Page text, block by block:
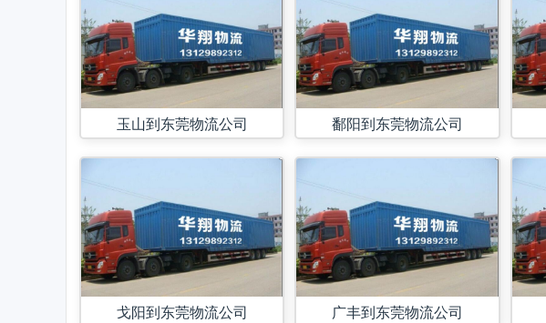
玉山到东莞物流公司
戈阳到东莞物流公司
鄱阳到东莞物流公司
广丰到东莞物流公司